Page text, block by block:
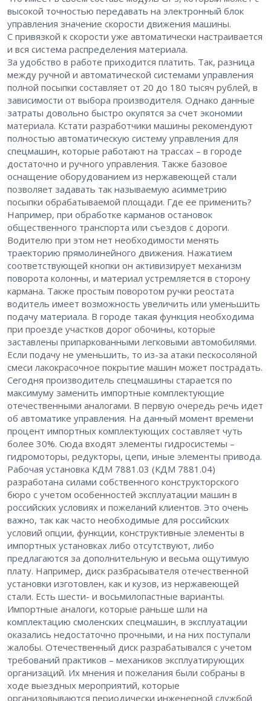
высокой точностью передавать на электронный блок
управления значение скорости движения машины.
С привязкой к скорости уже автоматически настраивается
и вся система распределения материала.
За удобство в работе приходится платить. Так, разница
между ручной и автоматической системами управления
полной посыпки составляет от 20 до 180 тысяч рублей, в
зависимости от выбора производителя. Однако данные
затраты довольно быстро окупятся за счет экономии
материала. Кстати разработчики машины рекомендуют
полностью автоматическую систему управления для
спецмашин, которые работают на трассах – в городе
достаточно и ручного управления. Также базовое
оснащение оборудованием из нержавеющей стали
позволяет задавать так называемую асимметрию
посыпки обрабатываемой площади. Где ее применить?
Например, при обработке карманов остановок
общественного транспорта или съездов с дороги.
Водителю при этом нет необходимости менять
траекторию прямолинейного движения. Нажатием
соответствующей кнопки он активизирует механизм
поворота колонны, и материал устремляется в сторону
кармана. Также простым поворотом ручки реостата
водитель имеет возможность увеличить или уменьшить
подачу материала. В городе такая функция необходима
при проезде участков дорог обочины, которые
заставлены припаркованными легковыми автомобилями.
Если подачу не уменьшить, то из-за атаки пескосоляной
смеси лакокрасочное покрытие машин может пострадать.
Сегодня производитель спецмашины старается по
максимуму заменить импортные комплектующие
отечественными аналогами. В первую очередь речь идет
об автоматике управления. На данный момент времени
процент импортных комплектующих составляет чуть
более 30%. Сюда входят элементы гидросистемы –
гидромоторы, редукторы, цепи, иные элементы привода.
Рабочая установка КДМ 7881.03 (КДМ 7881.04)
разработана силами собственного конструкторского
бюро с учетом особенностей эксплуатации машин в
российских условиях и пожеланий клиентов. Это очень
важно, так как часто необходимые для российских
условий опции, функции, конструктивные элементы в
импортных установках либо отсутствуют, либо
предлагаются за дополнительную и весьма ощутимую
плату. Например, диск разбрасывателя отечественной
установки изготовлен, как и кузов, из нержавеющей
стали. Есть шести- и восьмилопастные варианты.
Импортные аналоги, которые раньше шли на
комплектацию смоленских спецмашин, в эксплуатации
оказались недостаточно прочными, и на них поступали
жалобы. Отечественный диск разрабатывался с учетом
требований практиков – механиков эксплуатирующих
организаций. Их мнения и пожелания были собраны в
ходе выездных мероприятий, которые
организовываются периодически инженерной службой